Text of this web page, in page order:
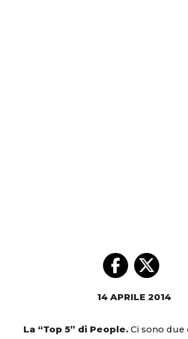
14 APRILE 2014
La “Top 5” di People. Ci sono